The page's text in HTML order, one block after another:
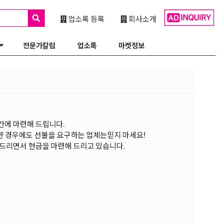
회사소개
업소록 등록
전문가칼럼 업소록 마켓정보
에 마련해 드립니다.
경우에도 선불을 요구하는 업체는믿지 마세요!
리면서 현금을 마련해 드리고 있습니다.